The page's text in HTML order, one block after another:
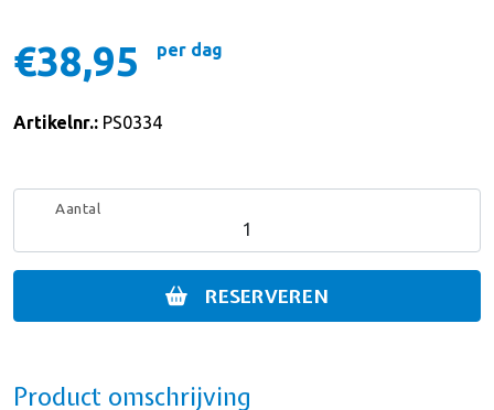
€38,95 per dag
Artikelnr.: PS0334
Aantal
RESERVEREN
Product omschrijving